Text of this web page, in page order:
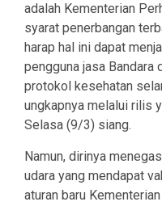
adalah Kementerian
syarat penerbangan
harap hal ini dapat
pengguna jasa Bandara
protokol kesehatan
ungkapnya melalui rilis
Selasa (9/3) siang.
Namun, dirinya
udara yang mendapat
aturan baru